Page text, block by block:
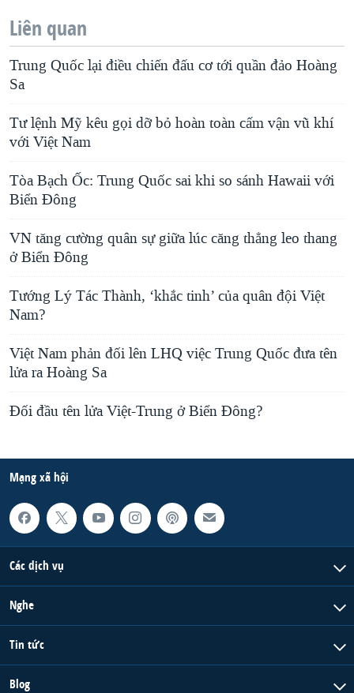
Liên quan
Trung Quốc lại điều chiến đấu cơ tới quần đảo Hoàng
Sa
Tư lệnh Mỹ kêu gọi dỡ bỏ hoàn toàn cấm vận vũ khí
với Việt Nam
Tòa Bạch Ốc: Trung Quốc sai khi so sánh Hawaii với
Biển Đông
VN tăng cường quân sự giữa lúc căng thẳng leo thang
ở Biển Đông
Tướng Lý Tác Thành, ‘khắc tinh’ của quân đội Việt
Nam?
Việt Nam phản đối lên LHQ việc Trung Quốc đưa tên
lửa ra Hoàng Sa
Đối đầu tên lửa Việt-Trung ở Biển Đông?
Mạng xã hội
Các dịch vụ
Nghe
Tin tức
Blog